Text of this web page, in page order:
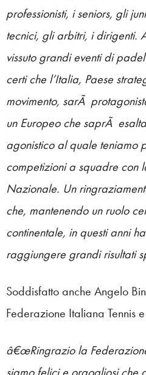
professionisti, i seniors, gli
tecnici, gli arbitri, i dirigenti.
vissuto grandi eventi di
certi che l’Italia, Paese
movimento, sarÃ
un Europeo che saprÃ
agonistico al quale teniamo
competizioni a squadre con
Nazionale. Un
che, mantenendo un ruolo
continentale, in questi anni
raggiungere grandi risultati
Soddisfatto anche Angelo
Federazione Italiana Tennis
â€œRingrazio la
siamo felici e orgogliosi